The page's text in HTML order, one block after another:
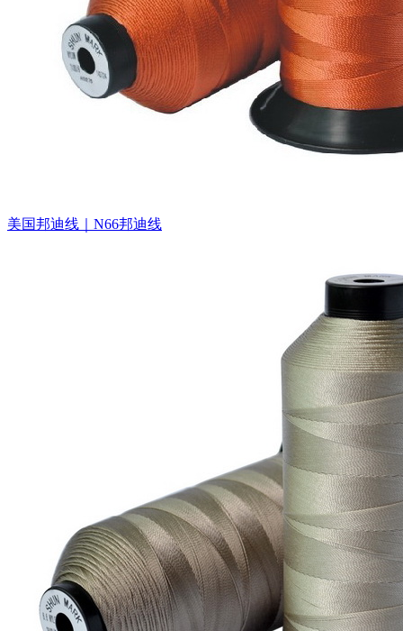
美国邦迪线｜N66邦迪线